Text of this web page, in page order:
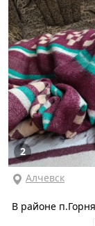
2
Алчевск
В районе